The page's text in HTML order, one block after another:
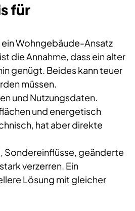
für
Wohngebäude-Ansatz
die Annahme, dass ein alter
genügt. Beides kann teuer
müssen.
und Nutzungsdaten.
und energetisch
hat aber direkte
Sondereinflüsse, geänderte
verzerren. Ein
Lösung mit gleicher